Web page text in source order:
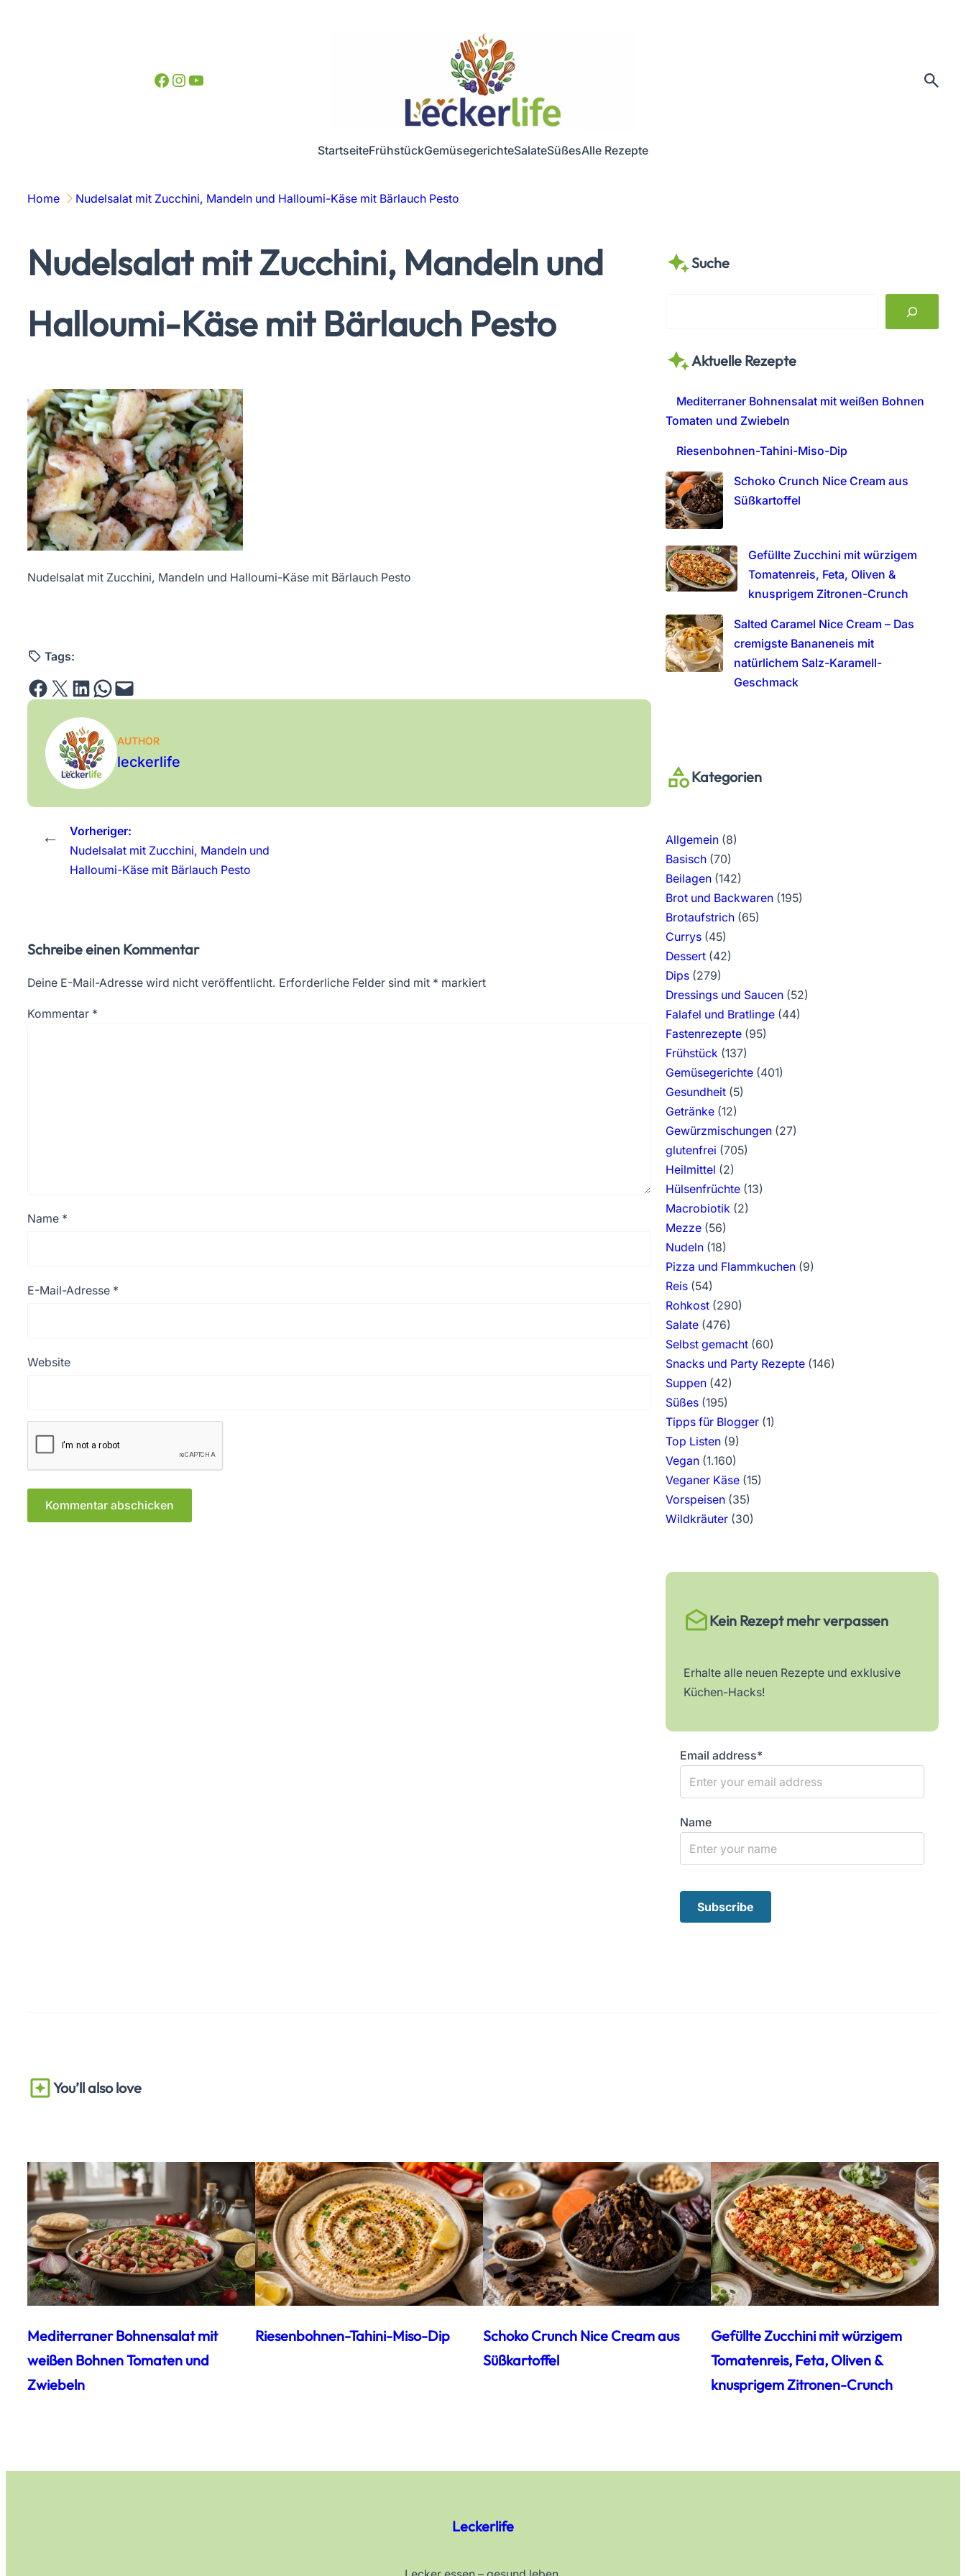
Facebook InstagramYouTube
StartseiteFrühstückGemüsegerichteSalateSüßesAlle Rezepte
Home Nudelsalat mit Zucchini, Mandeln und Halloumi-Käse mit Bärlauch Pesto
Nudelsalat mit Zucchini, Mandeln und
Halloumi-Käse mit Bärlauch Pesto
Nudelsalat mit Zucchini, Mandeln und Halloumi-Käse mit Bärlauch Pesto
Tags:
Share on Facebook Email this Page Share on LinkedIn Share on WhatsApp Email this Page
AUTHOR
leckerlife
←
Vorheriger:
Nudelsalat mit Zucchini, Mandeln und
Halloumi-Käse mit Bärlauch Pesto
Schreibe einen Kommentar
Deine E-Mail-Adresse wird nicht veröffentlicht. Erforderliche Felder sind mit * markiert
Kommentar *
Name *
E-Mail-Adresse *
Website
Suche
r
Aktuelle Rezepte
Mediterraner Bohnensalat mit weißen Bohnen
Tomaten und Zwiebeln
Riesenbohnen-Tahini-Miso-Dip
Schoko Crunch Nice Cream aus
Süßkartoffel
Gefüllte Zucchini mit würzigem
Tomatenreis, Feta, Oliven &
knusprigem Zitronen-Crunch
Salted Caramel Nice Cream – Das
cremigste Bananeneis mit
natürlichem Salz-Karamell-
Geschmack
Kategorien
Allgemein(8)
Basisch(70)
Beilagen(142)
Brot und Backwaren(195)
Brotaufstrich(65)
Currys(45)
Dessert(42)
Dips(279)
Dressings und Saucen(52)
Falafel und Bratlinge(44)
Fastenrezepte(95)
Frühstück (137)
Gemüsegerichte(401)
Gesundheit(5)
Getränke(12)
Gewürzmischungen(27)
glutenfrei (705)
Heilmittel (2)
Hülsenfrüchte(13)
Macrobiotik (2)
Mezze(56)
Nudeln(18)
Pizza und Flammkuchen(9)
Reis(54)
Rohkost(290)
Salate(476)
Selbst gemacht(60)
Snacks und Party Rezepte(146)
Suppen(42)
Süßes(195)
Tipps für Blogger(1)
Top Listen(9)
Vegan(1.160)
Veganer Käse(15)
Vorspeisen(35)
Wildkräuter(30)
Kein Rezept mehr verpassen
Erhalte alle neuen Rezepte und exklusive
Küchen-Hacks!
Email address*
Name
You’ll also love
Mediterraner Bohnensalat mit
weißen Bohnen Tomaten und
Zwiebeln
Riesenbohnen-Tahini-Miso-Dip
Schoko Crunch Nice Cream aus
Süßkartoffel
Gefüllte Zucchini mit würzigem
Tomatenreis, Feta, Oliven &
knusprigem Zitronen-Crunch
Leckerlife